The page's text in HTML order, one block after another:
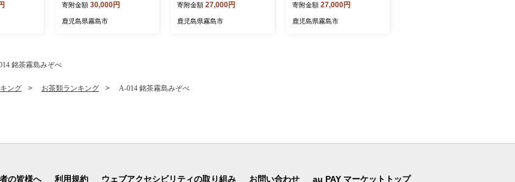
日本製 国
レーニ
水産】霧島市 鰻 ウナギ 蒲
焼き 蒲焼 国産
寄附金額 30,000円
鹿児島県霧島市
ウナギ 蒲焼き 蒲焼 国産
寄附金額 27,000円
鹿児島県霧島市
寄附金額 27,000円
鹿児島県霧島市
銘茶霧島みぞべ
ング お茶類ランキング A-014 銘茶霧島みぞべ
の皆様へ 利用規約 ウェブアクセシビリティの取り組み お問い合わせ au PAY マーケットトップ